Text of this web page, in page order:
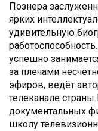
Познера
ярких
удивительную
успешно
за плечами
эфиров, ведёт
телеканале страны
документальных
школу